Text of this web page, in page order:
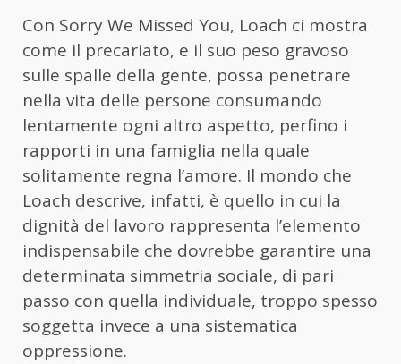
Con Sorry We Missed You, Loach ci mostra
come il precariato, e il suo peso gravoso
sulle spalle della gente, possa penetrare
nella vita delle persone consumando
lentamente ogni altro aspetto, perfino i
rapporti in una famiglia nella quale
solitamente regna l’amore. Il mondo che
Loach descrive, infatti, è quello in cui la
dignità del lavoro rappresenta l’elemento
indispensabile che dovrebbe garantire una
determinata simmetria sociale, di pari
passo con quella individuale, troppo spesso
soggetta invece a una sistematica
oppressione.